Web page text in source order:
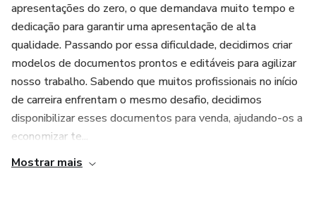
apresentações do zero, o que demandava muito tempo e
dedicação para garantir uma apresentação de alta
qualidade. Passando por essa dificuldade, decidimos criar
modelos de documentos prontos e editáveis para agilizar
nosso trabalho. Sabendo que muitos profissionais no início
de carreira enfrentam o mesmo desafio, decidimos
disponibilizar esses documentos para venda, ajudando-os a
economizar te...
Mostrar mais